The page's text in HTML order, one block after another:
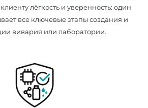
лёгкость и уверенность: один
все ключевые этапы создания и
вивария или лаборатории.